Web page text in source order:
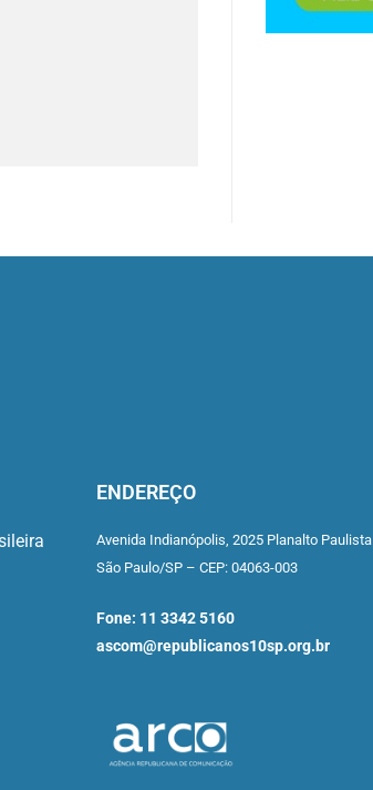
ENDEREÇO
Avenida Indianópolis, 2025 Planalto Paulista
São Paulo/SP – CEP: 04063-003
Fone: 11 3342 5160
ascom@republicanos10sp.org.br